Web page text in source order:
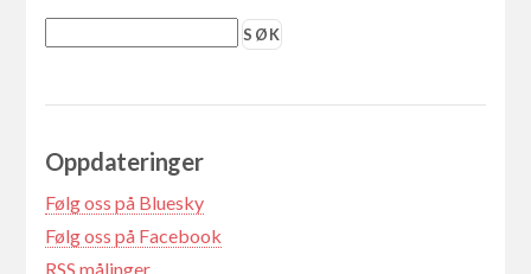
Oppdateringer
Følg oss på Bluesky
Følg oss på Facebook
RSS målinger